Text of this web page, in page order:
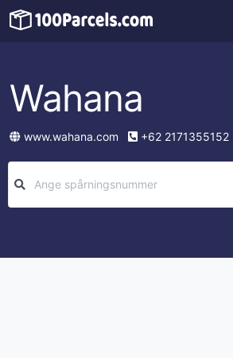
Wahana
www.wahana.com +62 2171355152